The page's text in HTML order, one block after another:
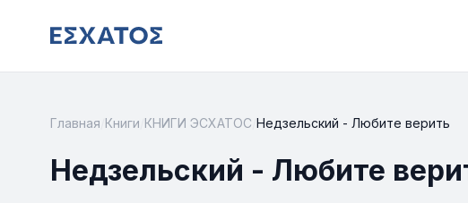
Главная Книги КНИГИ ЭСХАТОС Недзельский - Любите верить
Недзельский - Любите